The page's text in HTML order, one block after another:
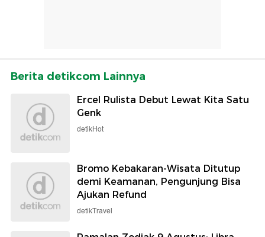
Berita detikcom Lainnya
Ercel Rulista Debut Lewat Kita Satu
Genk
detikHot
Bromo Kebakaran-Wisata Ditutup
demi Keamanan, Pengunjung Bisa
Ajukan Refund
detikTravel